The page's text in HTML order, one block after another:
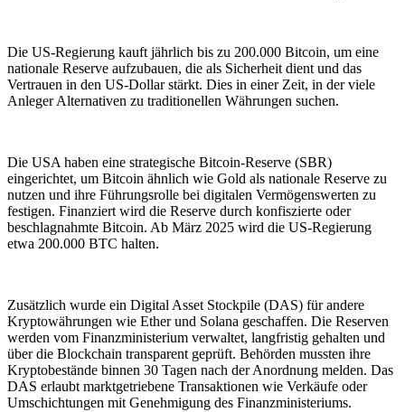
Die US-Regierung kauft jährlich bis zu 200.000 Bitcoin, um eine
nationale Reserve aufzubauen, die als Sicherheit dient und das
Vertrauen in den US-Dollar stärkt. Dies in einer Zeit, in der viele
Anleger Alternativen zu traditionellen Währungen suchen.
Die USA haben eine strategische Bitcoin-Reserve (SBR)
eingerichtet, um Bitcoin ähnlich wie Gold als nationale Reserve zu
nutzen und ihre Führungsrolle bei digitalen Vermögenswerten zu
festigen. Finanziert wird die Reserve durch konfiszierte oder
beschlagnahmte Bitcoin. Ab März 2025 wird die US-Regierung
etwa 200.000 BTC halten.
Zusätzlich wurde ein Digital Asset Stockpile (DAS) für andere
Kryptowährungen wie Ether und Solana geschaffen. Die Reserven
werden vom Finanzministerium verwaltet, langfristig gehalten und
über die Blockchain transparent geprüft. Behörden mussten ihre
Kryptobestände binnen 30 Tagen nach der Anordnung melden. Das
DAS erlaubt marktgetriebene Transaktionen wie Verkäufe oder
Umschichtungen mit Genehmigung des Finanzministeriums.